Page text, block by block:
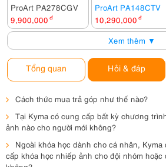
ProArt PA278CGV
9,900,000 đ
ProArt PA148CTV
10,290,000 đ
Xem thêm ▼
Tổng quan Hỏi & đáp
Cách thức mua trả góp như thế nào?
Tại Kyma có cung cấp bất kỳ chương
ảnh nào cho người mới không?
Ngoài khóa học dành cho cá nhân, Kyma
cấp khóa học nhiếp ảnh cho đội nhóm hoặc